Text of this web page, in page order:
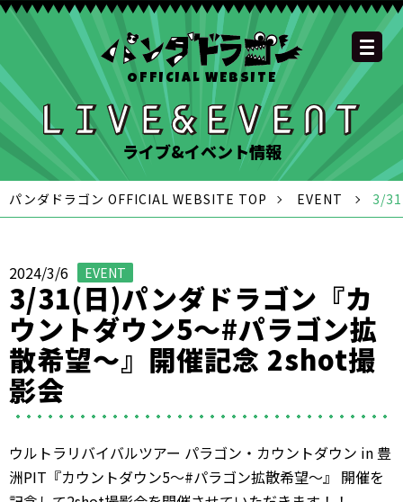
OFFICIAL WEBSITEOFFICIAL SITE TOP
NEWS MEMBER
SCHEDULE DISCOGRAPHY
GOODS
FAQ CONTACT
YOUTUBE
CHANNEL
INSTAGRAM
OFFICIAL
TWITTER
OFFICIAL LINE
ACCOUNT
OFFICIAL
TIKTOK
ライブ&イベント情報
パンダドラゴン OFFICIAL WEBSITE TOP EVENT 3/
2024/3/6 EVENT
3/31(日)パンダドラゴン『カ
ウントダウン5〜#パラゴン拡
散希望〜』開催記念 2shot撮
影会
ウルトラリバイバルツアー パラゴン・カウントダウン in 豊
洲PIT『カウントダウン5〜#パラゴン拡散希望〜』 開催を